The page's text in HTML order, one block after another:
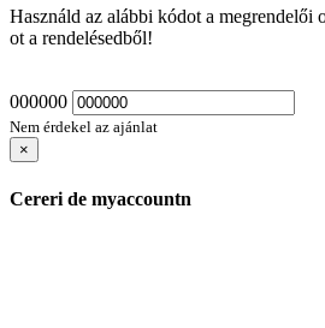
Használd az alábbi kódot a megrendelői
ot a rendelésedből!
000000
Nem érdekel az ajánlat
×
Cereri de myaccountn